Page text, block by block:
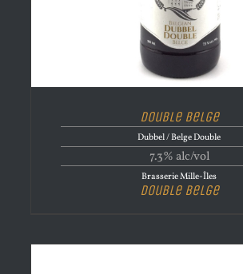
Double Belge
Dubbel / Belge Double
7.3% alc/vol
Brasserie Mille-Îles
Double Belge